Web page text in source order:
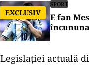
EXCLUSIV
SPORT
E fan
Legislației actuală